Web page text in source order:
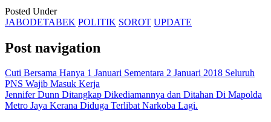
Posted Under
JABODETABEK POLITIK SOROT UPDATE
Post navigation
Cuti Bersama Hanya 1 Januari Sementara 2 Januari 2018 Seluruh
PNS Wajib Masuk Kerja
Jennifer Dunn Ditangkap Dikediamannya dan Ditahan Di Mapolda
Metro Jaya Kerana Diduga Terlibat Narkoba Lagi.